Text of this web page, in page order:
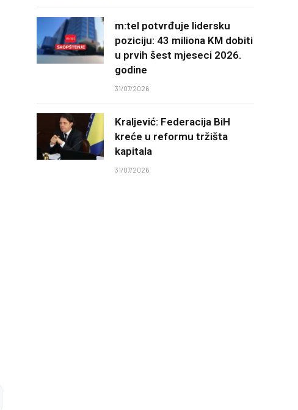
m:tel potvrđuje lidersku
poziciju: 43 miliona KM dobiti
u prvih šest mjeseci 2026.
godine
31/07/2026
Kraljević: Federacija BiH
kreće u reformu tržišta
kapitala
31/07/2026